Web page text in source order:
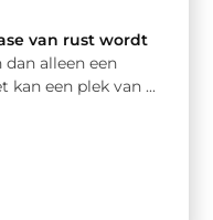
van rust wordt
alleen een
kan een plek van ...